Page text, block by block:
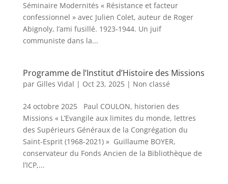
Séminaire Modernités « Résistance et facteur
confessionnel » avec Julien Colet, auteur de Roger
Abignoly, l’ami fusillé. 1923-1944. Un juif
communiste dans la...
Programme de l’Institut d’Histoire des Missions
par Gilles Vidal | Oct 23, 2025| Non classé
24 octobre 2025 Paul COULON, historien des
Missions « L’Evangile aux limites du monde, lettres
des Supérieurs Généraux de la Congrégation du
Saint-Esprit (1968-2021) » Guillaume BOYER,
conservateur du Fonds Ancien de la Bibliothèque de
l’ICP,...